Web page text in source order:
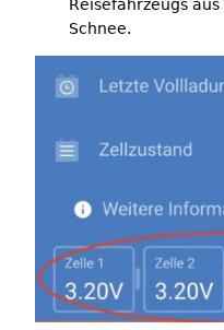
Reisefahrzeugs
Schnee.